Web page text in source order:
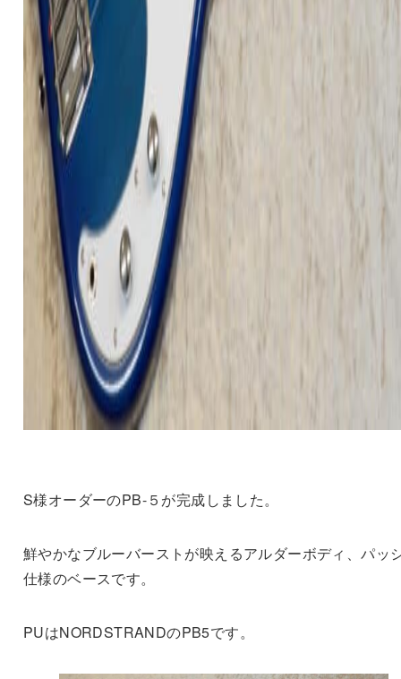
S様オーダーのPB-５が完成しました。
鮮やかなブルーバーストが映えるアルダーボディ、パッ
仕様のベースです。
PUはNORDSTRANDのPB5です。